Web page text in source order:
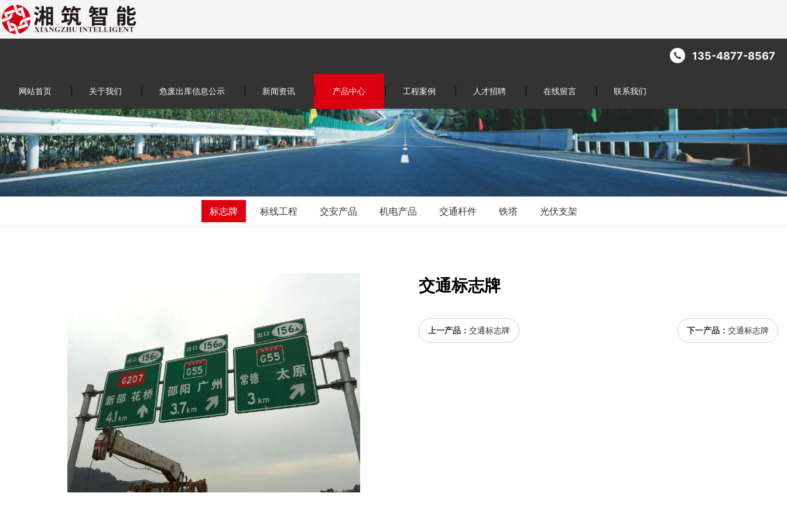
135-4877-8567
网站首页 关于我们 危废出库信息公示 新闻资讯 产品中心 工程案例 人才招聘 在线留言 联系我们
标志牌 标线工程 交安产品 机电产品 交通杆件 铁塔 光伏支架
交通标志牌
上一产品： 交通标志牌 下一产品： 交通标志牌